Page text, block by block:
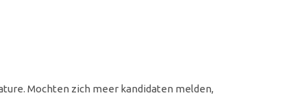
Mochten zich meer kandidaten melden,